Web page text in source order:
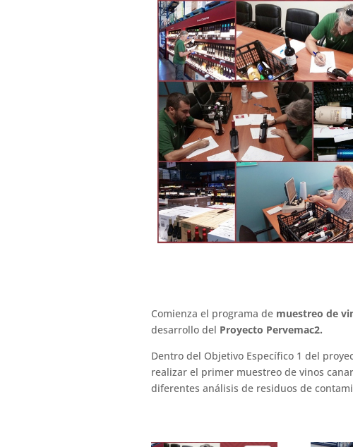
Comienza el programa de muestreo de
desarrollo del Proyecto Pervemac2.
Dentro del Objetivo Específico 1 del
realizar el primer muestreo de vinos
diferentes análisis de residuos de